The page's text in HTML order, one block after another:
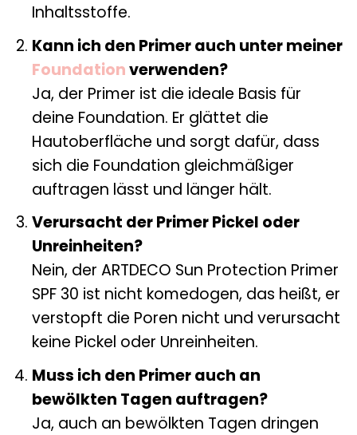
Inhaltsstoffe.
Kann ich den Primer auch unter meiner
Foundationverwenden?
Ja, der Primer ist die ideale Basis für
deine Foundation. Er glättet die
Hautoberfläche und sorgt dafür, dass
sich die Foundation gleichmäßiger
auftragen lässt und länger hält.
Verursacht der Primer Pickel oder
Unreinheiten?
Nein, der ARTDECO Sun Protection Primer
SPF 30 ist nicht komedogen, das heißt, er
verstopft die Poren nicht und verursacht
keine Pickel oder Unreinheiten.
Muss ich den Primer auch an
bewölkten Tagen auftragen?
Ja, auch an bewölkten Tagen dringen